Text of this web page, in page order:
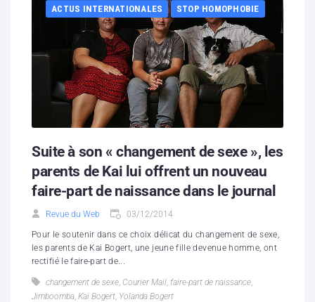
Boutique
Hébergement solidaire
ACTUS INTERNATIONALES STOP HOMOPHOBIE
Suite à son « changement de sexe », les
parents de Kai lui offrent un nouveau
faire-part de naissance dans le journal
Revue du Web 03/12/2014
Pour le soutenir dans ce choix délicat du changement de sexe,
les parents de Kai Bogert, une jeune fille devenue homme, ont
rectifié le faire-part de...
changement de sexe Courier Mail faire-part de naissance
Jimboomba Kai Bogert Yolanda Bogert